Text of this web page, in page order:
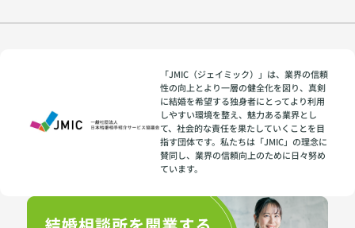
「JMIC（ジェイミック）」は、業界の信頼
性の向上とより一層の健全化を図り、真剣
に結婚を希望する独身者にとってより利用
しやすい環境を整え、魅力ある業界とし
て、社会的な責任を果たしていくことを目
指す団体です。私たちは「JMIC」の理念に
賛同し、業界の信頼向上のために日々努め
ています。